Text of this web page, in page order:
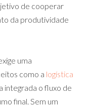
de cooperar
da produtividade
uma
como a logística
integrada o fluxo de
final. Sem um